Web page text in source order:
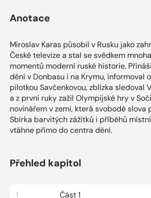
Anotace
Miroslav Karas působil v Rusku jako
České televize a stal se svědkem
momentů moderní ruské historie.
dění v Donbasu i na Krymu, informoval
pilotkou Savčenkovou, zblízka sledoval
a z první ruky zažil Olympijské hry v
novinářem v zemi, která svobodě slova
Sbírka barvitých zážitků i příběhů
vtáhne přímo do centra dění.
Přehled kapitol
1 Část 1